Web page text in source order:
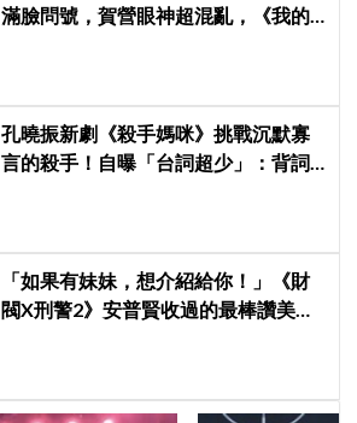
滿臉問號，賀營眼神超混亂，《我的
孔曉振新劇《殺手媽咪》挑戰沉默寡
言的殺手！自曝「台詞超少」：背詞
「如果有妹妹，想介紹給你！」《財
閥X刑警2》安普賢收過的最棒讚美，